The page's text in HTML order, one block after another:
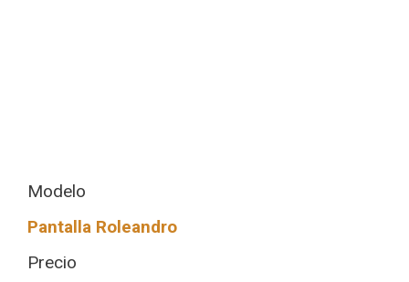
Modelo
Pantalla Roleandro
Precio